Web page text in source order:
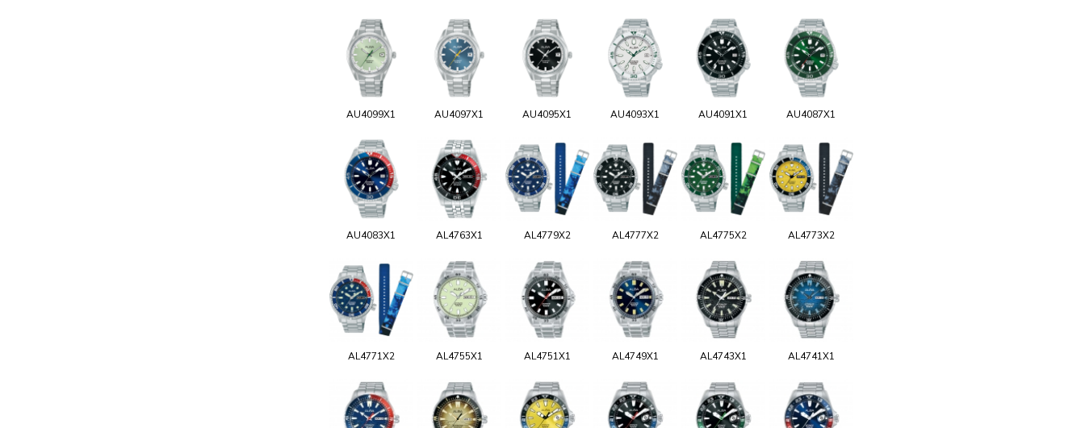
AU4099X1 AU4097X1 AU4095X1 AU4093X1 AU4091X1 AU4087X1
AU4083X1 AL4763X1 AL4779X2 AL4777X2 AL4775X2 AL4773X2
AL4771X2 AL4755X1 AL4751X1 AL4749X1 AL4743X1 AL4741X1